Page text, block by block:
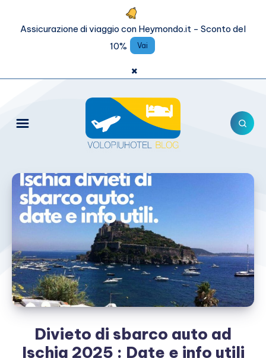
Assicurazione di viaggio con Heymondo.it - Sconto del
10%
Vai
×
Divieto di sbarco auto ad
Ischia 2025 : Date e info utili